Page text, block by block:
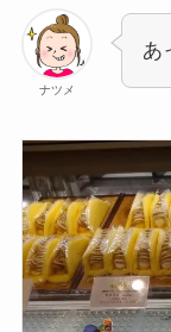
ナツメ
あ